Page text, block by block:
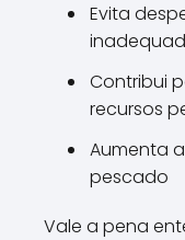
Evita
Contribui
recursos
Aumenta
pescado
Vale a pena